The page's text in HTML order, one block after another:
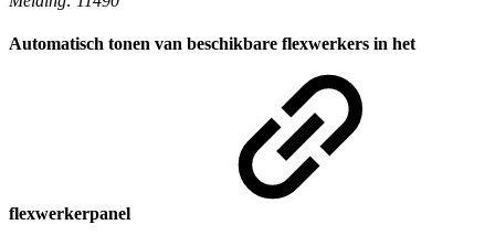
Automatisch tonen van beschikbare flexwerkers in het
flexwerkerpanel